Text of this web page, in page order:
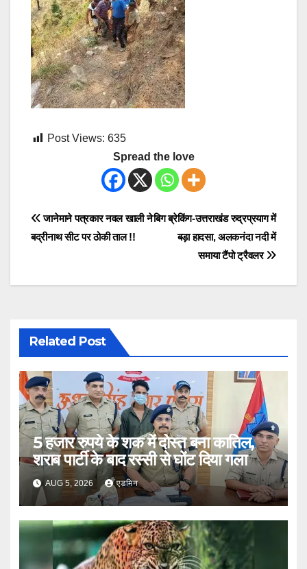
Post Views: 635
Spread the love
Post
navigation
बिग ब्रेकिंग-उत्तराखंड रुद्रप्रयाग में
बड़ा हादसा, अलकनंदा नदी में
समाया टैंपो ट्रैवलर
जानेमाने पत्रकार नवल खाली ने
बद्रीनाथ सीट पर ठोकी ताल !!
Related Post
5 हजार रुपये के शक में दोस्त बना कातिल,
शराब पार्टी के बाद रस्सी से घोंट दिया गला
AUG 5, 2026 एडमिन